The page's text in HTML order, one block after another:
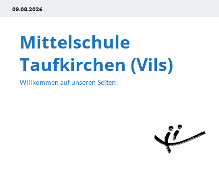
09.08.2026
Mittelschule
Taufkirchen (Vils)
Willkommen auf unseren Seiten!